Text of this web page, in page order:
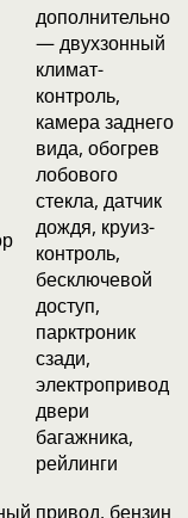
дополнительно
— двухзонный
климат-
контроль,
камера заднего
вида, обогрев
лобового
стекла, датчик
дождя, круиз-
контроль,
бесключевой
доступ,
парктроник
сзади,
электропривод
двери
багажника,
рейлинги
привод, бензин